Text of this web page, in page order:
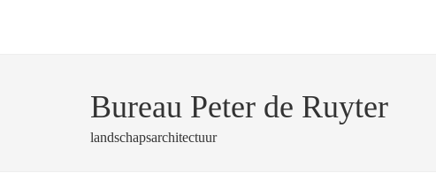
Bureau Peter de Ruyter
landschapsarchitectuur